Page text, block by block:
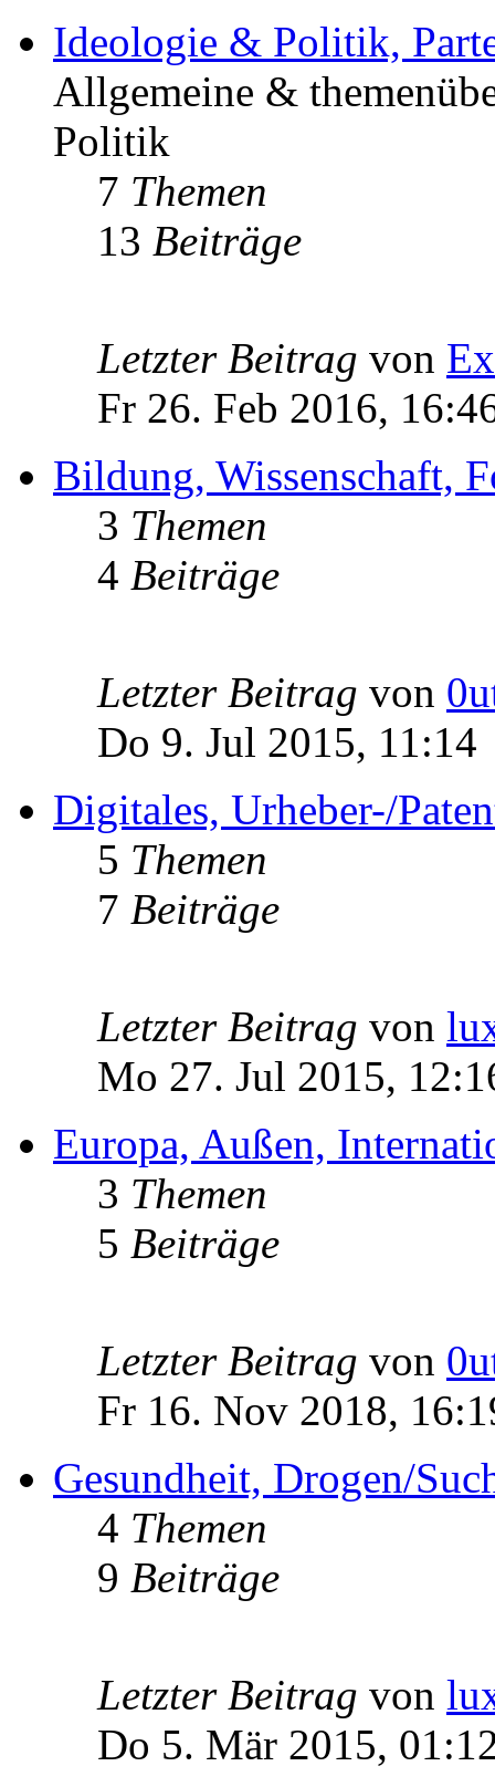
Ideologie & Politik,
Allgemeine &
Politik
7 Themen
13 Beiträge
Letzter Beitrag von
Fr 26. Feb 2016,
Bildung, Wissenschaft,
3 Themen
4 Beiträge
Letzter Beitrag von
Do 9. Jul 2015, 11:14
Digitales, Urheber-/
5 Themen
7 Beiträge
Letzter Beitrag von
Mo 27. Jul 2015,
Europa, Außen,
3 Themen
5 Beiträge
Letzter Beitrag von
Fr 16. Nov 2018,
Gesundheit, Drogen/
4 Themen
9 Beiträge
Letzter Beitrag von
Do 5. Mär 2015,